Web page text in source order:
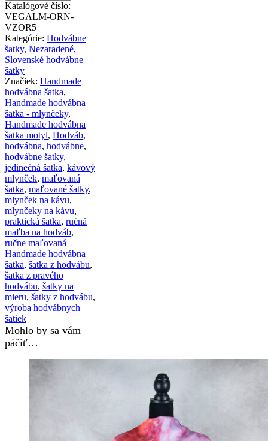
Katalógové číslo:
VEGALM-ORN-
VZOR5
Kategórie: Hodvábne
šatky, Nezaradené,
Slovenské hodvábne
šatky
Značiek: Handmade
hodvábna šatka,
Handmade hodvábna
šatka - mlynčeky,
Handmade hodvábna
šatka motyl, Hodváb,
hodvábna, hodvábne,
hodvábne šatky,
jedinečná šatka, kávový
mlynček, maľovaná
šatka, maľované šatky,
mlynček na kávu,
mlynčeky na kávu,
praktická šatka, ručná
maľba na hodváb,
ručne maľovaná
Handmade hodvábna
šatka, šatka z hodvábu,
šatka z pravého
hodvábu, šatky na
mieru, šatky z hodvábu,
výroba hodvábnych
šatiek
Mohlo by sa vám
páčiť…